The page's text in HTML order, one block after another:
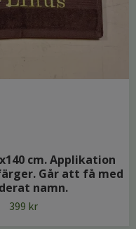
cm. Applikation
Går att få med
namn.
399 kr